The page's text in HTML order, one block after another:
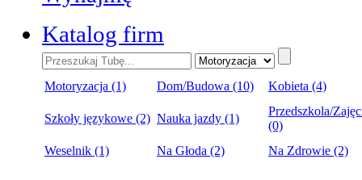
Katalog firm
Motoryzacja (1) Dom/Budowa (10) Kobieta (4)
Szkoły językowe (2) Nauka jazdy (1)
Przedszkola/
(0)
Weselnik (1)
Na Głoda (2) Na Zdrowie (2)